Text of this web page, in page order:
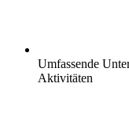
Umfassende
Aktivitäten